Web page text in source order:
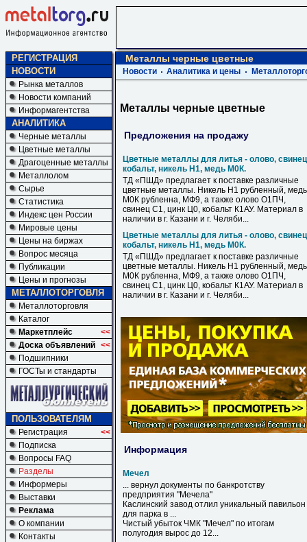
РЕГИСТРАЦИЯ
НОВОСТИ
Рынка металлов
Новости компаний
Информагентства
АНАЛИТИКА
Черные металлы
Цветные металлы
Драгоценные металлы
Металлолом
Сырье
Статистика
Индекс цен России
Мировые цены
Цены на биржах
Вопрос месяца
Публикации
Цены и прогнозы
МЕТАЛЛОТОРГОВЛЯ
Металлоторговля
Каталог
Маркетплейс
<<
Доска объявлений <<
Подшипники
ГОСТы и стандарты
ПОЛЬЗОВАТЕЛЯМ
Регистрация
<<
Подписка
Вопросы FAQ
Разделы
Информеры
Выставки
Реклама
О компании
Контакты
Металлы черные цветные
Новости Аналитика и цены
Металлы черные цветные
Предложения на продажу
Цветные металлы для литья - олово,
кобальт, никель Н1, медь М0К.
ТД «ПШД» предлагает к поставке различные
цветные металлы. Никель Н1 рубленный, медь
М0К рубленна, МФ9, а также олово О1ПЧ,
свинец С1, цинк Ц0, кобальт К1АУ. Материал в
наличии в г. Казани и г. Челяби...
Цветные металлы для литья - олово,
кобальт, никель Н1, медь М0К.
ТД «ПШД» предлагает к поставке различные
цветные металлы. Никель Н1 рубленный, медь
М0К рубленна, МФ9, а также олово О1ПЧ,
свинец С1, цинк Ц0, кобальт К1АУ. Материал в
наличии в г. Казани и г. Челяби...
Информация
Мечел
... вернул документы по банкротству
предприятия "Мечела"
Каслинский завод отлил уникальный павильон
для парка в ...
Чистый убыток ЧМК "Мечел" по итогам
полугодия вырос до 12...